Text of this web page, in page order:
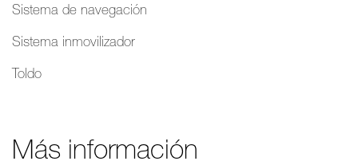
Sistema de navegación
Sistema inmovilizador
Toldo
Más información